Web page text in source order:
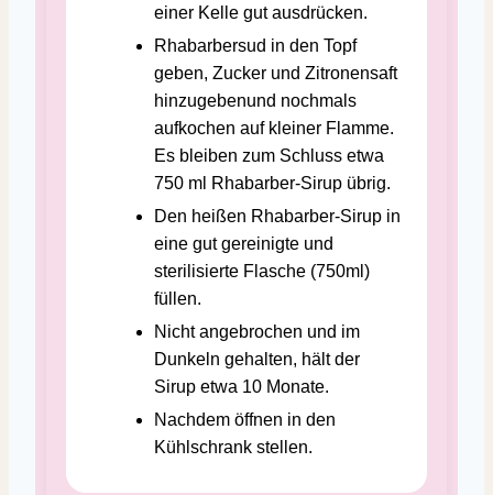
einer Kelle gut ausdrücken.
Rhabarbersud in den Topf
geben, Zucker und Zitronensaft
hinzugebenund nochmals
aufkochen auf kleiner Flamme.
Es bleiben zum Schluss etwa
750 ml Rhabarber-Sirup übrig.
Den heißen Rhabarber-Sirup in
eine gut gereinigte und
sterilisierte Flasche (750ml)
füllen.
Nicht angebrochen und im
Dunkeln gehalten, hält der
Sirup etwa 10 Monate.
Nachdem öffnen in den
Kühlschrank stellen.